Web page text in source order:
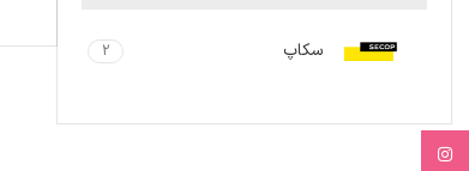
سکاپ 2